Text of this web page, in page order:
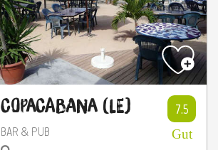
Copacabana (Le)
BAR & PUB
7.5
Gut